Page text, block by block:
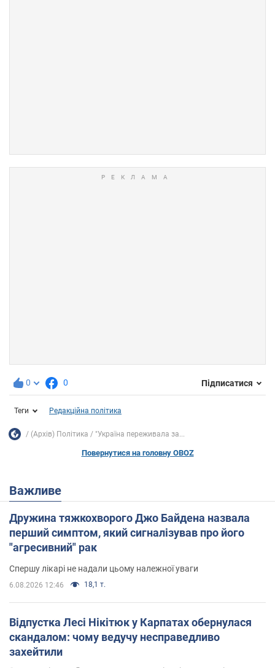
0 0 Підписатися
Теги Редакційна політика
(Архів) Політика "Україна переживала за...
Повернутися на головну OBOZ
Важливе
Дружина тяжкохворого Джо Байдена назвала
перший симптом, який сигналізував про його
"агресивний" рак
Спершу лікарі не надали цьому належної уваги
6.08.2026 12:46 18,1 т.
Відпустка Лесі Нікітюк у Карпатах обернулася
скандалом: чому ведучу несправедливо
захейтили